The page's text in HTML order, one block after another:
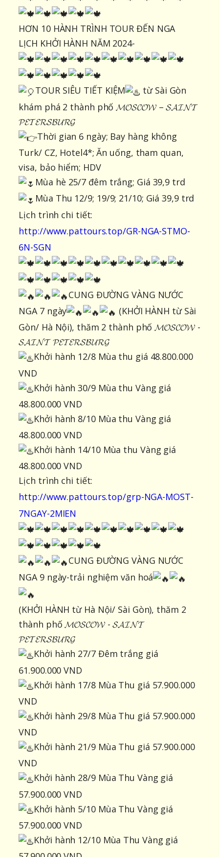
HƠN 10 HÀNH TRÌNH TOUR ĐẾN NGA
LỊCH KHỞI HÀNH NĂM 2024-
TOUR SIÊU TIẾT KIỆM
từ Sài Gòn
khám phá 2 thành phố 𝓜𝓞𝓢𝓒𝓞𝓦 – 𝓢𝓐𝓘𝓝𝓣
𝓟𝓔𝓣𝓔𝓡𝓢𝓑𝓤𝓡𝓖
Thời gian 6 ngày; Bay hàng không
Turk/ CZ, Hotel4*; Ăn uống, tham quan,
visa, bảo hiểm; HDV
Mùa hè 25/7 đêm trắng; Giá 39,9 trd
Mùa Thu 12/9; 19/9; 21/10; Giá 39,9 trd
Lịch trình chi tiết:
http://www.pattours.top/GR-NGA-STMO-
6N-SGN
CUNG ĐƯỜNG VÀNG NƯỚC
NGA 7 ngày
(KHỞI HÀNH từ Sài
Gòn/ Hà Nội), thăm 2 thành phố 𝓜𝓞𝓢𝓒𝓞𝓦 -
𝓢𝓐𝓘𝓝𝓣 𝓟𝓔𝓣𝓔𝓡𝓢𝓑𝓤𝓡𝓖
Khởi hành 12/8 Mùa thu giá 48.800.000
VND
Khởi hành 30/9 Mùa thu Vàng giá
48.800.000 VND
Khởi hành 8/10 Mùa thu Vàng giá
48.800.000 VND
Khởi hành 14/10 Mùa thu Vàng giá
48.800.000 VND
Lịch trình chi tiết:
http://www.pattours.top/grp-NGA-MOST-
7NGAY-2MIEN
CUNG ĐƯỜNG VÀNG NƯỚC
NGA 9 ngày-trải nghiệm văn hoá
(KHỞI HÀNH từ Hà Nội/ Sài Gòn), thăm 2
thành phố 𝓜𝓞𝓢𝓒𝓞𝓦 - 𝓢𝓐𝓘𝓝𝓣
𝓟𝓔𝓣𝓔𝓡𝓢𝓑𝓤𝓡𝓖
Khởi hành 27/7 Đêm trắng giá
61.900.000 VND
Khởi hành 17/8 Mùa Thu giá 57.900.000
VND
Khởi hành 29/8 Mùa Thu giá 57.900.000
VND
Khởi hành 21/9 Mùa Thu giá 57.900.000
VND
Khởi hành 28/9 Mùa Thu Vàng giá
57.900.000 VND
Khởi hành 5/10 Mùa Thu Vàng giá
57.900.000 VND
Khởi hành 12/10 Mùa Thu Vàng giá